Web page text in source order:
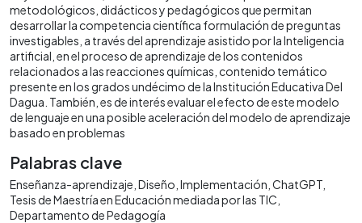
metodológicos, didácticos y pedagógicos que permitan
desarrollar la competencia científica formulación de preguntas
investigables, a través del aprendizaje asistido por la Inteligencia
artificial, en el proceso de aprendizaje de los contenidos
relacionados a las reacciones químicas, contenido temático
presente en los grados undécimo de la Institución Educativa Del
Dagua. También, es de interés evaluar el efecto de este modelo
de lenguaje en una posible aceleración del modelo de aprendizaje
basado en problemas
Palabras clave
Enseñanza-aprendizaje Diseño Implementación ChatGPT
Tesis de Maestría en Educación mediada por las TIC
Departamento de Pedagogía